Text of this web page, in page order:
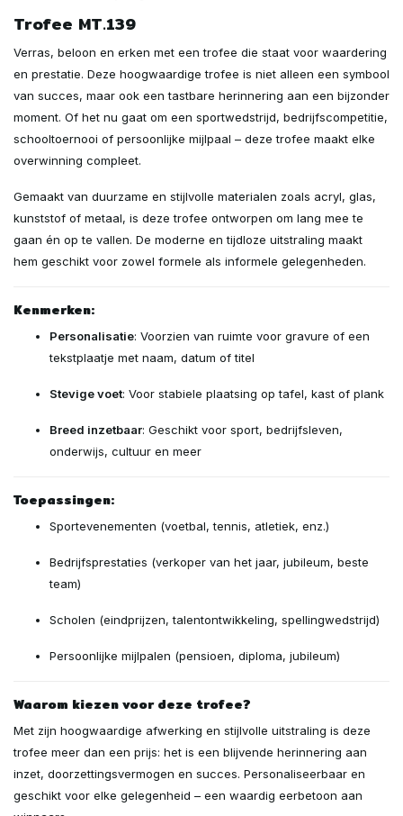
Trofee MT.139
Verras, beloon en erken met een trofee die staat voor waardering
en prestatie. Deze hoogwaardige trofee is niet alleen een symbool
van succes, maar ook een tastbare herinnering aan een bijzonder
moment. Of het nu gaat om een sportwedstrijd, bedrijfscompetitie,
schooltoernooi of persoonlijke mijlpaal – deze trofee maakt elke
overwinning compleet.
Gemaakt van duurzame en stijlvolle materialen zoals acryl, glas,
kunststof of metaal, is deze trofee ontworpen om lang mee te
gaan én op te vallen. De moderne en tijdloze uitstraling maakt
hem geschikt voor zowel formele als informele gelegenheden.
Kenmerken:
Personalisatie: Voorzien van ruimte voor gravure of een
tekstplaatje met naam, datum of titel
Stevige voet: Voor stabiele plaatsing op tafel, kast of plank
Breed inzetbaar: Geschikt voor sport, bedrijfsleven,
onderwijs, cultuur en meer
Toepassingen:
Sportevenementen (voetbal, tennis, atletiek, enz.)
Bedrijfsprestaties (verkoper van het jaar, jubileum, beste
team)
Scholen (eindprijzen, talentontwikkeling, spellingwedstrijd)
Persoonlijke mijlpalen (pensioen, diploma, jubileum)
Waarom kiezen voor deze trofee?
Met zijn hoogwaardige afwerking en stijlvolle uitstraling is deze
trofee meer dan een prijs: het is een blijvende herinnering aan
inzet, doorzettingsvermogen en succes. Personaliseerbaar en
geschikt voor elke gelegenheid – een waardig eerbetoon aan